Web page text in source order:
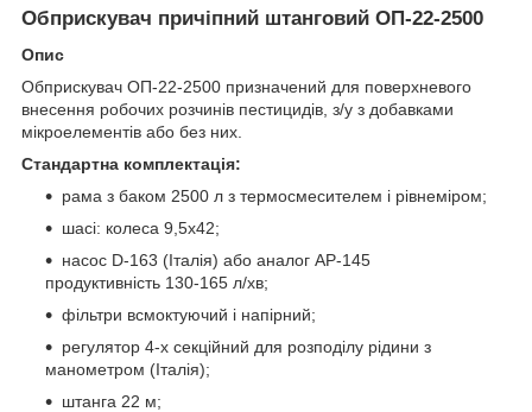
Обприскувач причіпний штанговий ОП-22-2500
Опис
Обприскувач ОП-22-2500 призначений для поверхневого
внесення робочих розчинів пестицидів, з/у з добавками
мікроелементів або без них.
Стандартна комплектація:
рама з баком 2500 л з термосмесителем і рівнеміром;
шасі: колеса 9,5х42;
насос D-163 (Італія) або аналог АР-145
продуктивність 130-165 л/хв;
фільтри всмоктуючий і напірний;
регулятор 4-х секційний для розподілу рідини з
манометром (Італія);
штанга 22 м;